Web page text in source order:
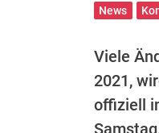
News
Viele
2021,
offiziell